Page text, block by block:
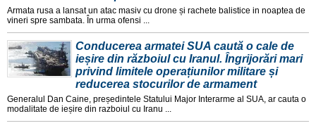
Armata rusa a lansat un atac masiv cu drone și rachete balistice in noaptea de
vineri spre sambata. În urma ofensi ...
Conducerea armatei SUA caută o cale de
ieșire din războiul cu Iranul. Îngrijorări mari
privind limitele operațiunilor militare și
reducerea stocurilor de armament
Generalul Dan Caine, președintele Statului Major Interarme al SUA, ar cauta o
modalitate de ieșire din razboiul cu Iranu ...